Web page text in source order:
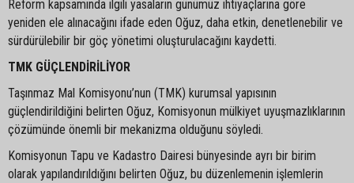
Reform kapsamında ilgili yasaların günümüz ihtiyaçlarına göre
yeniden ele alınacağını ifade eden Oğuz, daha etkin, denetlenebilir ve
sürdürülebilir bir göç yönetimi oluşturulacağını kaydetti.
TMK GÜÇLENDİRİLİYOR
Taşınmaz Mal Komisyonu’nun (TMK) kurumsal yapısının
güçlendirildiğini belirten Oğuz, Komisyonun mülkiyet uyuşmazlıklarının
çözümünde önemli bir mekanizma olduğunu söyledi.
Komisyonun Tapu ve Kadastro Dairesi bünyesinde ayrı bir birim
olarak yapılandırıldığını belirten Oğuz, bu düzenlemenin işlemlerin